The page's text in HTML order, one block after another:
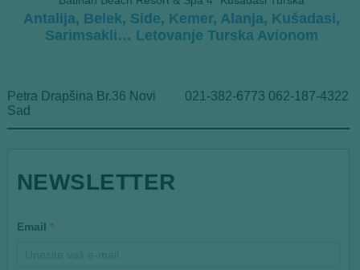
Antalija, Belek, Side, Kemer, Alanja, Kušadasi,
Sarimsakli… Letovanje Turska Avionom
Petra Drapšina Br.36 Novi
Sad
021-382-6773 062-187-4322
NEWSLETTER
*Email *